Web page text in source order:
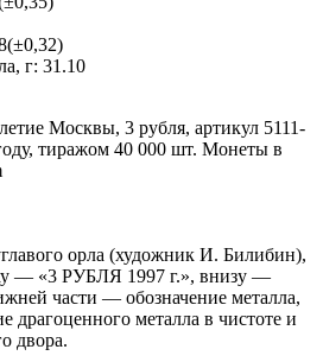
г: 31.10
Москвы, 3 рубля, артикул 5111-
тиражом 40 000 шт. Монеты в
орла (художник И. Билибин),
— «3 РУБЛЯ 1997 г.», внизу —
части — обозначение металла,
драгоценного металла в чистоте и
двора.